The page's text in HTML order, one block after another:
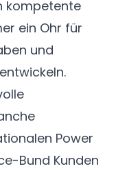
kompetente
ein Ohr für
und
Power
Bund Kunden